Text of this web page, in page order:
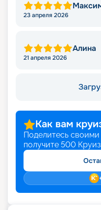
23 апреля 2026
Алина
21 апреля 2026
Как вам
Поделитесь
получите 500